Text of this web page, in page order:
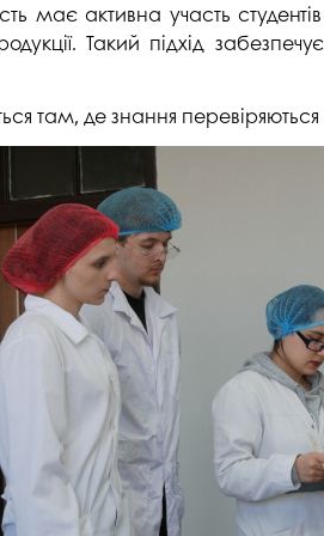
діяльність
Відділ маркетингу
Психологічна
Омбудсмен
освітнього процесу
Студентське
Навчально-
Дорадча служба
має активна участь
Такий підхід
там, де знання